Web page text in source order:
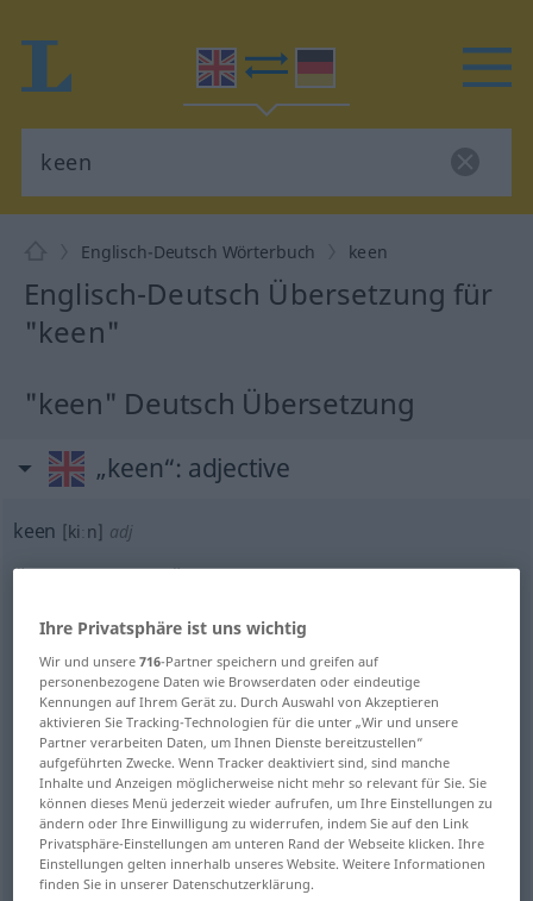
Englisch-Deutsch Wörterbuch keen
Englisch-Deutsch Übersetzung für
"keen"
"keen" Deutsch Übersetzung
„keen“: adjective
keen [kiːn] adj
Übersicht aller Übersetzungen
scharf geschliffen schneidend, scharf
beißend scharf, fein scharfsinnig
durchdringend, stechend grell, schrill
scharfgeschnitten scharf, heftig
Ihre Privatsphäre ist uns wichtig
Wir und unsere716-Partner speichern und greifen auf
personenbezogene Daten wie Browserdaten oder eindeutige
Kennungen auf Ihrem Gerät zu. Durch Auswahl von Akzeptieren
aktivieren Sie Tracking-Technologien für die unter „Wir und unsere
Partner verarbeiten Daten, um Ihnen Dienste bereitzustellen“
aufgeführten Zwecke. Wenn Tracker deaktiviert sind, sind manche
Inhalte und Anzeigen möglicherweise nicht mehr so relevant für Sie. Sie
können dieses Menü jederzeit wieder aufrufen, um Ihre Einstellungen zu
ändern oder Ihre Einwilligung zu widerrufen, indem Sie auf den Link
Privatsphäre-Einstellungen am unteren Rand der Webseite klicken. Ihre
Einstellungen gelten innerhalb unseres Website. Weitere Informationen
finden Sie in unserer Datenschutzerklärung.